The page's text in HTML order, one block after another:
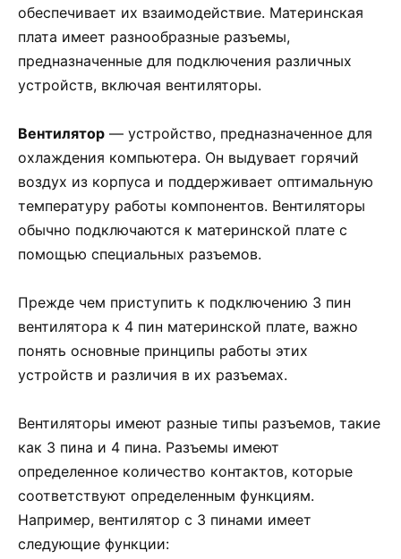
обеспечивает их взаимодействие. Материнская
плата имеет разнообразные разъемы,
предназначенные для подключения различных
устройств, включая вентиляторы.
Вентилятор — устройство, предназначенное для
охлаждения компьютера. Он выдувает горячий
воздух из корпуса и поддерживает оптимальную
температуру работы компонентов. Вентиляторы
обычно подключаются к материнской плате с
помощью специальных разъемов.
Прежде чем приступить к подключению 3 пин
вентилятора к 4 пин материнской плате, важно
понять основные принципы работы этих
устройств и различия в их разъемах.
Вентиляторы имеют разные типы разъемов, такие
как 3 пина и 4 пина. Разъемы имеют
определенное количество контактов, которые
соответствуют определенным функциям.
Например, вентилятор с 3 пинами имеет
следующие функции: